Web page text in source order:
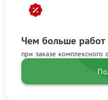
Чем больше
при заказе комплексного